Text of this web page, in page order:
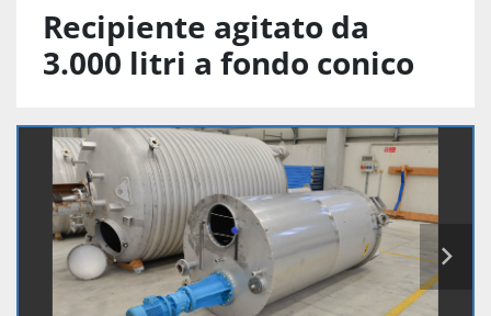
Recipiente agitato da
3.000 litri a fondo conico